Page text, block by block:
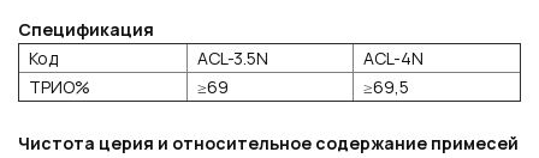
Спецификация
Код
ACL-3.5N
ACL-4N
ТРИО%
≥69 ≥69,5
Чистота церия и относительное содержание примесей